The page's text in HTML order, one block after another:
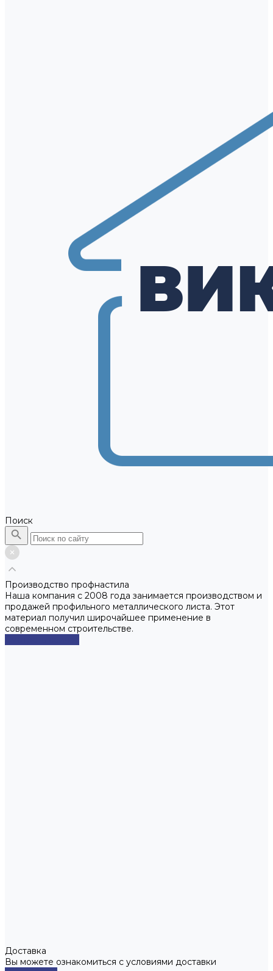
Поиск
Производство профнастила
Наша компания с 2008 года занимается производством и
продажей профильного металлического листа. Этот
материал получил широчайшее применение в
современном строительстве.
Доставка
Вы можете ознакомиться с условиями доставки